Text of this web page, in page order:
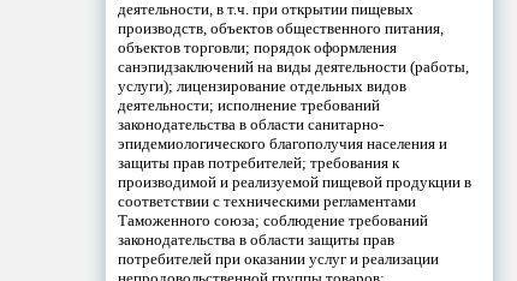
деятельности, в т.ч. при открытии пищевых
производств, объектов общественного питания,
объектов торговли; порядок оформления
санэпидзаключений на виды деятельности (работы,
услуги); лицензирование отдельных видов
деятельности; исполнение требований
законодательства в области санитарно-
эпидемиологического благополучия населения и
защиты прав потребителей; требования к
производимой и реализуемой пищевой продукции в
соответствии с техническими регламентами
Таможенного союза; соблюдение требований
законодательства в области защиты прав
потребителей при оказании услуг и реализации